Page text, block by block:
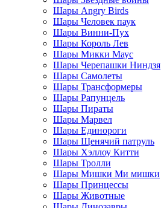
Шары Angry Birds
Шары Человек паук
Шары Винни-Пух
Шары Король Лев
Шары Микки Маус
Шары Черепашки Ниндзя
Шары Самолеты
Шары Трансформеры
Шары Рапунцель
Шары Пираты
Шары Марвел
Шары Единороги
Шары Щенячий патруль
Шары Хэллоу Китти
Шары Тролли
Шары Мишки Ми мишки
Шары Принцессы
Шары Животные